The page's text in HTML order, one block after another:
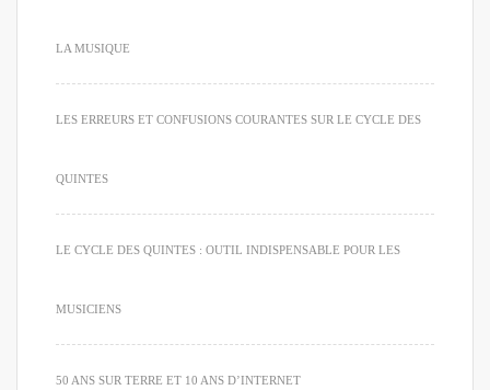
LA MUSIQUE
LES ERREURS ET CONFUSIONS COURANTES SUR LE CYCLE DES
QUINTES
LE CYCLE DES QUINTES : OUTIL INDISPENSABLE POUR LES
MUSICIENS
50 ANS SUR TERRE ET 10 ANS D’INTERNET